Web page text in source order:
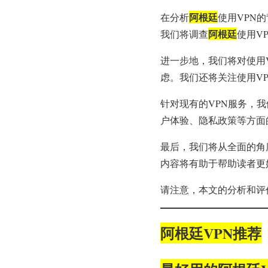
在分析阿根廷使用VPN
我们将调查阿根廷使用
进一步地，我们将对使
虑。我们还将关注使用
针对现有的VPN服务，
户体验、隐私政策等方
最后，我们将从全面的
内容将有助于帮助读者
请注意，本文的分析和
阿根廷VPN推荐